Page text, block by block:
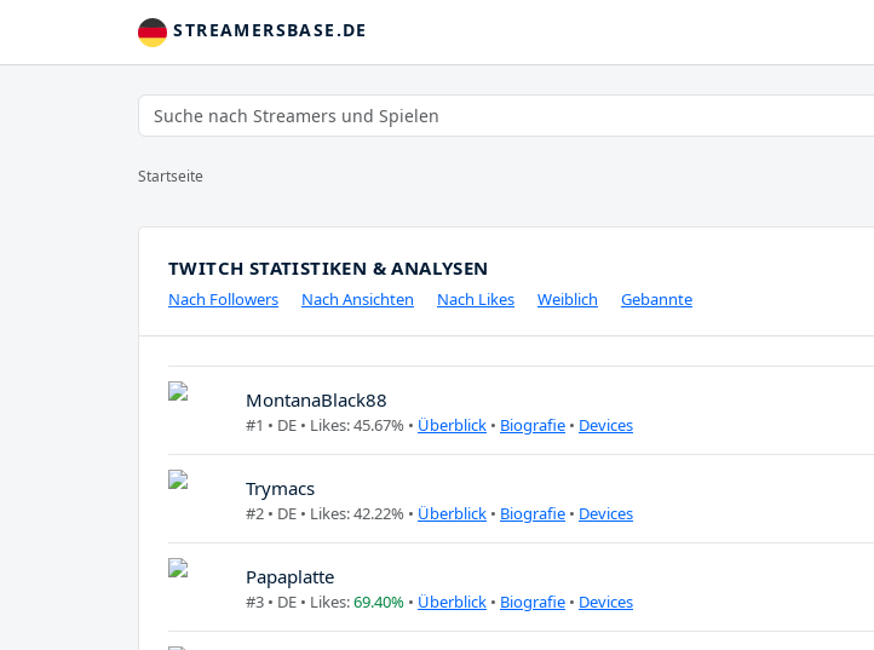
STREAMERSBASE.DE
Startseite
TWITCH STATISTIKEN & ANALYSEN
Nach Followers Nach Ansichten Nach Likes Weiblich Gebannte
MontanaBlack88
#1 • DE • Likes: 45.67% • Überblick • Biografie • Devices
Trymacs
#2 • DE • Likes: 42.22% • Überblick • Biografie • Devices
Papaplatte
#3 • DE • Likes:69.40% • Überblick • Biografie • Devices